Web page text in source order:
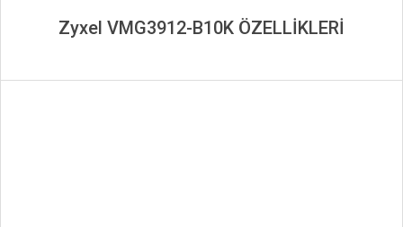
Zyxel VMG3912-B10K ÖZELLİKLERİ